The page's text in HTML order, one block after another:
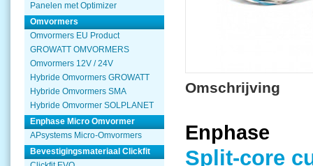
Panelen met Optimizer
Omvormers
Omvormers EU Product
GROWATT OMVORMERS
Omvormers 12V / 24V
Hybride Omvormers GROWATT
Hybride Omvormers SMA
Hybride Omvormer SOLPLANET
Enphase Micro Omvormer
APsystems Micro-Omvormers
Bevestigingsmateriaal Clickfit
Omschrijving
Enphase
Split-core